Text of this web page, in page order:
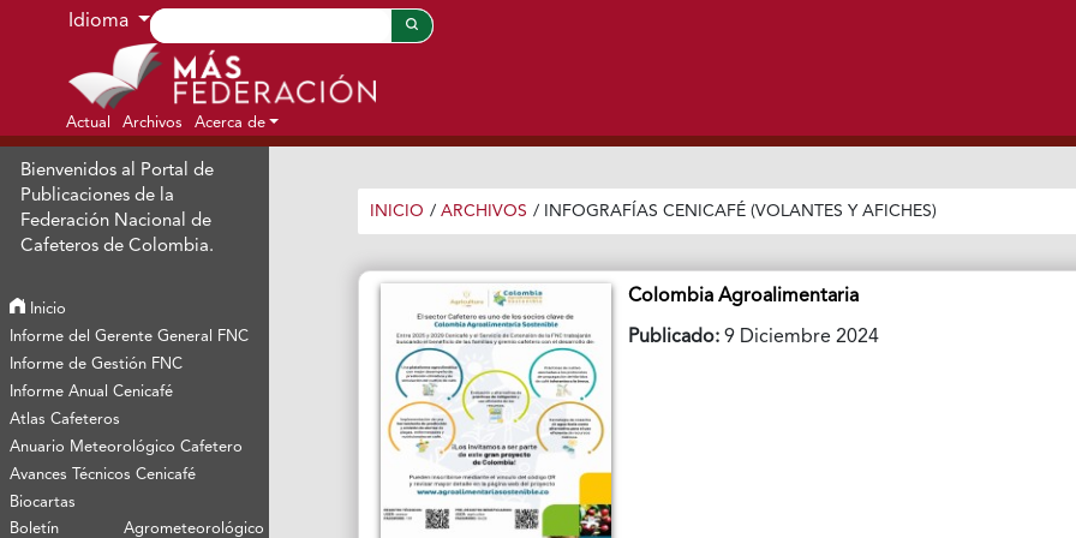
Ir al menú de navegación principal
Ir al contenido principal
Ir al pie de página del sitio
Idioma
Actual Archivos Acerca de
Bienvenidos al Portal de
Publicaciones de la
Federación Nacional de
Cafeteros de Colombia.
Inicio
Informe del Gerente General FNC
Informe de Gestión FNC
Informe Anual Cenicafé
Atlas Cafeteros
Anuario Meteorológico Cafetero
Avances Técnicos Cenicafé
Biocartas
Boletín Agrometeorológico
INICIO / ARCHIVOS / INFOGRAFÍAS CENICAFÉ (VOLANTES Y AFICHES)
Colombia Agroalimentaria
Publicado: 9 Diciembre 2024